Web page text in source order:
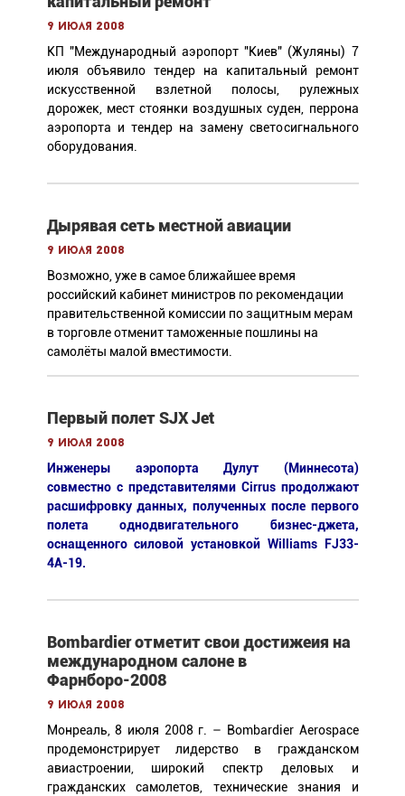
9 июля 2008
КП "Международный аэропорт "Киев" (Жуляны) 7
июля объявило тендер на капитальный ремонт
искусственной взлетной полосы, рулежных
дорожек, мест стоянки воздушных суден, перрона
аэропорта и тендер на замену светосигнального
оборудования.
Дырявая сеть местной авиации
9 июля 2008
Возможно, уже в самое ближайшее время
российский кабинет министров по рекомендации
правительственной комиссии по защитным мерам
в торговле отменит таможенные пошлины на
самолёты малой вместимости.
Первый полет SJX Jet
9 июля 2008
Инженеры аэропорта Дулут (Миннесота)
совместно с представителями Cirrus продолжают
расшифровку данных, полученных после первого
полета однодвигательного бизнес-джета,
оснащенного силовой установкой Williams FJ33-
4А-19.
Bombardier oтметит свои достижеия на
международном салоне в
Фарнборо-2008
9 июля 2008
Монреаль, 8 июля 2008 г. – Bombardier Aerospace
продемонстрирует лидерство в гражданском
авиастроении, широкий спектр деловых и
гражданских самолетов, технические знания и